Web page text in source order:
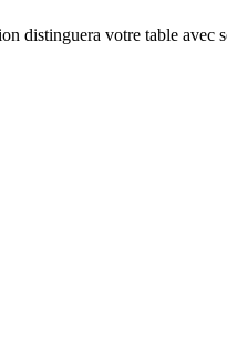
distinguera votre table